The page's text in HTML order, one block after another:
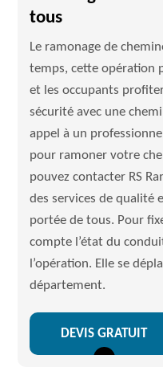
tous
Le ramonage de
temps, cette opération
et les occupants
sécurité avec une
appel à un
pour ramoner votre
pouvez contacter RS
des services de qualité
portée de tous. Pour
compte l’état du
l’opération. Elle se
département.
DEVIS GRATUIT